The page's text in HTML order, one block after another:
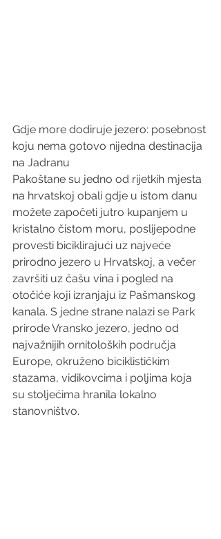
Gdje more dodiruje jezero: posebnost
koju nema gotovo nijedna destinacija
na Jadranu
Pakoštane su jedno od rijetkih mjesta
na hrvatskoj obali gdje u istom danu
možete započeti jutro kupanjem u
kristalno čistom moru, poslijepodne
provesti biciklirajući uz najveće
prirodno jezero u Hrvatskoj, a večer
završiti uz čašu vina i pogled na
otočiće koji izranjaju iz Pašmanskog
kanala. S jedne strane nalazi se Park
prirode Vransko jezero, jedno od
najvažnijih ornitoloških područja
Europe, okruženo biciklističkim
stazama, vidikovcima i poljima koja
su stoljećima hranila lokalno
stanovništvo.